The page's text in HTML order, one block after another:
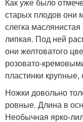
Как уже было
старых плодов они
слегка
липкая. Под ней
они желтоватого
розовато-
пластинки
Ножки довольно
ровные. Длина в
Необычная ярко-